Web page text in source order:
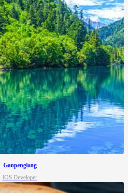
Ganpenglong
IOS Developer